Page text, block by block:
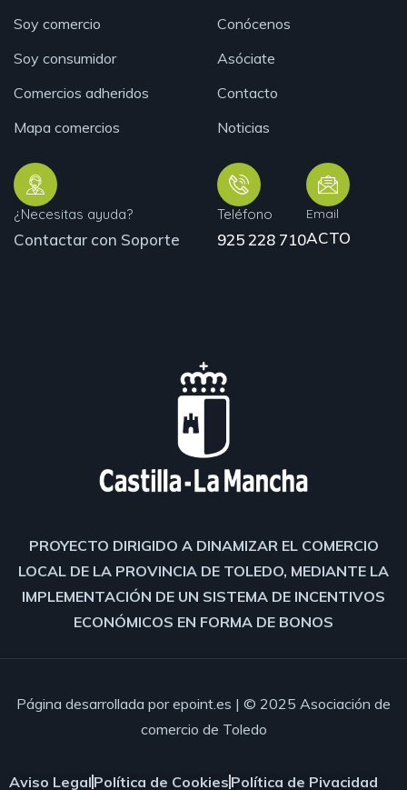
Soy comercio
Soy consumidor
Comercios adheridos
Mapa comercios
¿Necesitas ayuda?
Contactar con Soporte
Conócenos
Asóciate
Contacto
Noticias
Teléfono
925 228 710
Email
ACTO
PROYECTO DIRIGIDO A DINAMIZAR EL COMERCIO
LOCAL DE LA PROVINCIA DE TOLEDO, MEDIANTE LA
IMPLEMENTACIÓN DE UN SISTEMA DE INCENTIVOS
ECONÓMICOS EN FORMA DE BONOS
Página desarrollada porepoint.es | © 2025 Asociación de
comercio de Toledo
Aviso Legal Política de Cookies Política de Pivacidad